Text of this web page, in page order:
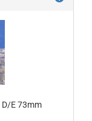
D/E 73mm